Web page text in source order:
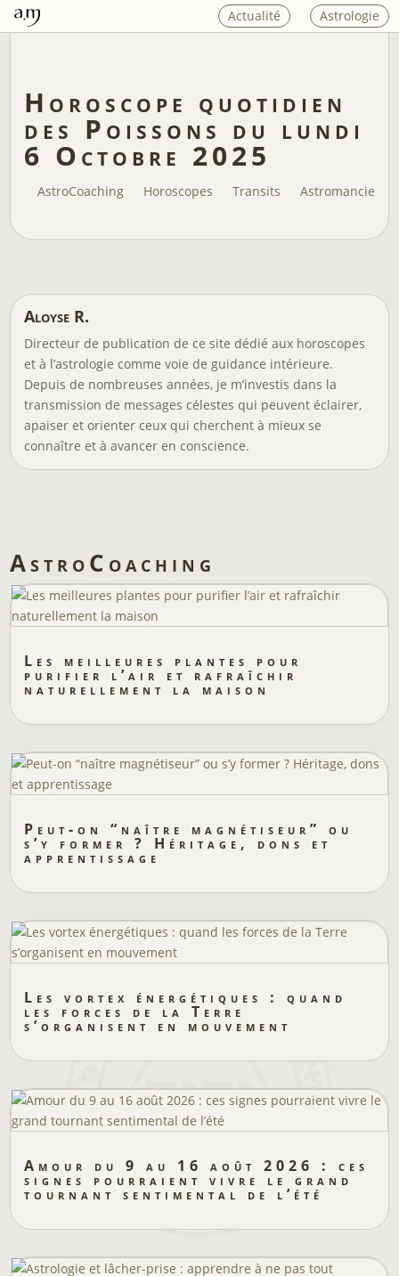
Actualité Astrologie
Horoscope quotidien
des Poissons du lundi
6 Octobre 2025
AstroCoaching Horoscopes Transits Astromancie
Aloyse R.
Directeur de publication de ce site dédié aux horoscopes
et à l’astrologie comme voie de guidance intérieure.
Depuis de nombreuses années, je m’investis dans la
transmission de messages célestes qui peuvent éclairer,
apaiser et orienter ceux qui cherchent à mieux se
connaître et à avancer en conscience.
AstroCoaching
Les meilleures plantes pour
purifier l’air et rafraîchir
naturellement la maison
Peut-on “naître magnétiseur” ou
s’y former ? Héritage, dons et
apprentissage
Les vortex énergétiques : quand
les forces de la Terre
s’organisent en mouvement
Amour du 9 au 16 août 2026 : ces
signes pourraient vivre le grand
tournant sentimental de l’été